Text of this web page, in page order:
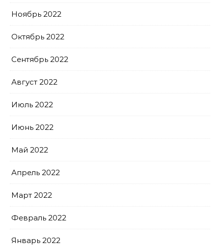
Ноябрь 2022
Октябрь 2022
Сентябрь 2022
Август 2022
Июль 2022
Июнь 2022
Май 2022
Апрель 2022
Март 2022
Февраль 2022
Январь 2022